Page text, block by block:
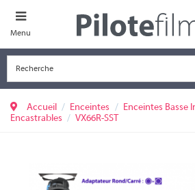
Menu
Accueil Enceintes
Enceintes Basse
Encastrables
VX66R-SST